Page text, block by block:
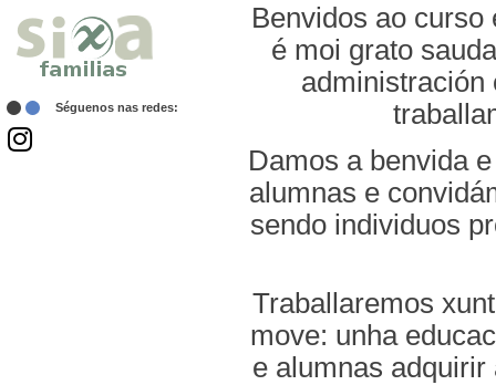
Séguenos nas redes:
Benvidos ao curso
é moi grato
administración
Damos a benvida
alumnas e
sendo individuos
Traballaremos
move: unha
e alumnas